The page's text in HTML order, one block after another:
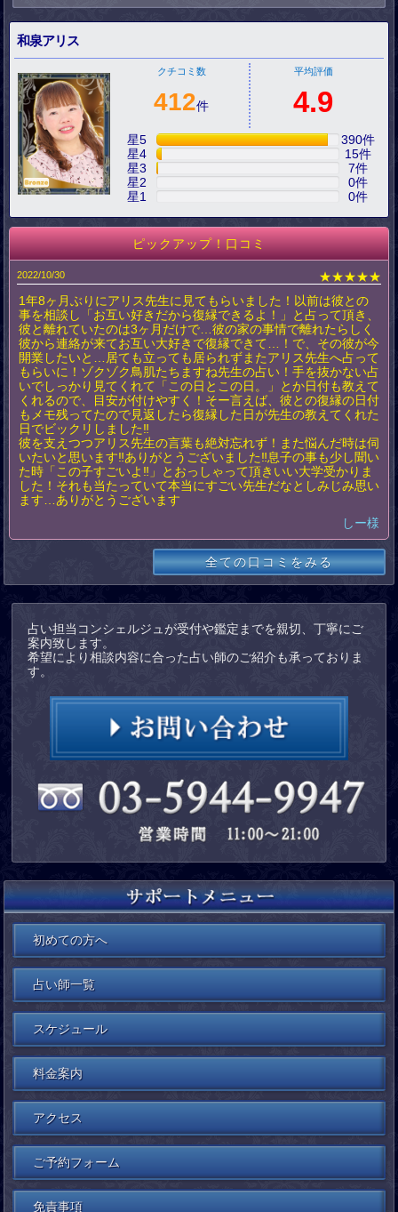
和泉アリス
クチコミ数
412件
平均評価
4.9
星5 390件
星4
15件
星3
7件
星2
0件
星1
0件
ピックアップ！口コミ
2022/10/30
★★★★★
1年8ヶ月ぶりにアリス先生に見てもらいました！以前は彼との
事を相談し「お互い好きだから復縁できるよ！」と占って頂き、
彼と離れていたのは3ヶ月だけで…彼の家の事情で離れたらしく
彼から連絡が来てお互い大好きで復縁できて…！で、その彼が今
開業したいと…居ても立っても居られずまたアリス先生へ占って
もらいに！ゾクゾク鳥肌たちますね先生の占い！手を抜かない占
いでしっかり見てくれて「この日とこの日。」とか日付も教えて
くれるので、目安が付けやすく！そー言えば、彼との復縁の日付
もメモ残ってたので見返したら復縁した日が先生の教えてくれた
日でビックリしました‼️
彼を支えつつアリス先生の言葉も絶対忘れず！また悩んだ時は伺
いたいと思います‼️ありがとうございました‼️息子の事も少し聞い
た時「この子すごいよ‼️」とおっしゃって頂きいい大学受かりま
した！それも当たっていて本当にすごい先生だなとしみじみ思い
ます…ありがとうございます
しー様
全ての口コミをみる
占い担当コンシェルジュが受付や鑑定までを親切、丁寧にご
案内致します。
希望により相談内容に合った占い師のご紹介も承っておりま
す。
初めての方へ
占い師一覧
スケジュール
料金案内
アクセス
ご予約フォーム
免責事項